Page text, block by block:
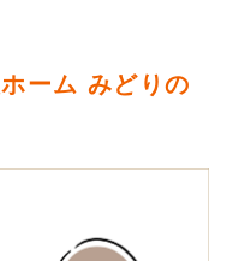
ーム みどりの